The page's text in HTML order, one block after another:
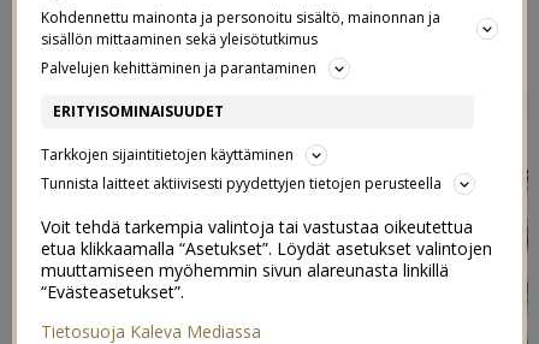
KUVAMATKAPÄIVÄKIRJA
Kohdennettu mainonta ja personoitu sisältö, mainonnan ja
sisällön mittaaminen sekä yleisötutkimus
Palvelujen kehittäminen ja parantaminen
ERITYISOMINAISUUDET
Tarkkojen sijaintitietojen käyttäminen
Tunnista laitteet aktiivisesti pyydettyjen tietojen perusteella
Voit tehdä tarkempia valintoja tai vastustaa oikeutettua
etua klikkaamalla “Asetukset”. Löydät asetukset valintojen
muuttamiseen myöhemmin sivun alareunasta linkillä
“Evästeasetukset”.
Tietosuoja Kaleva Mediassa